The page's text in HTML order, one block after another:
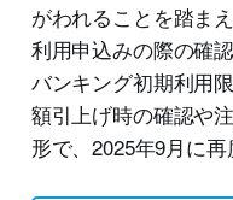
がわれることを踏ま
利用申込みの際の確
バンキング初期利用
額引上げ時の確認や
形で、2025年9月に再